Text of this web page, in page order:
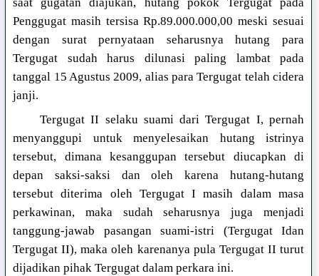
Penggugat masih tersisa Rp.89.000.000,00 meski sesuai
dengan surat pernyataan seharusnya hutang para
Tergugat sudah harus dilunasi paling lambat pada
tanggal 15 Agustus 2009, alias para Tergugat telah cidera
janji.
Tergugat II selaku suami dari Tergugat I, pernah
menyanggupi untuk menyelesaikan hutang istrinya
tersebut, dimana kesanggupan tersebut diucapkan di
depan saksi-saksi dan oleh karena hutang-hutang
tersebut diterima oleh Tergugat I masih dalam masa
perkawinan, maka sudah seharusnya juga menjadi
tanggung-jawab pasangan suami-istri (Tergugat Idan
Tergugat II), maka oleh karenanya pula Tergugat II turut
dijadikan pihak Tergugat dalam perkara ini.